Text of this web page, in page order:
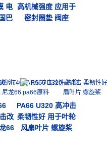
电
巴
高机械强度 应用于
密封圈垫 阀座
改
66
PA66 U320 高冲击
柔韧性好 用于叶轮
风扇叶片 螺旋桨